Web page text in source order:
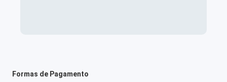
Formas de Pagamento